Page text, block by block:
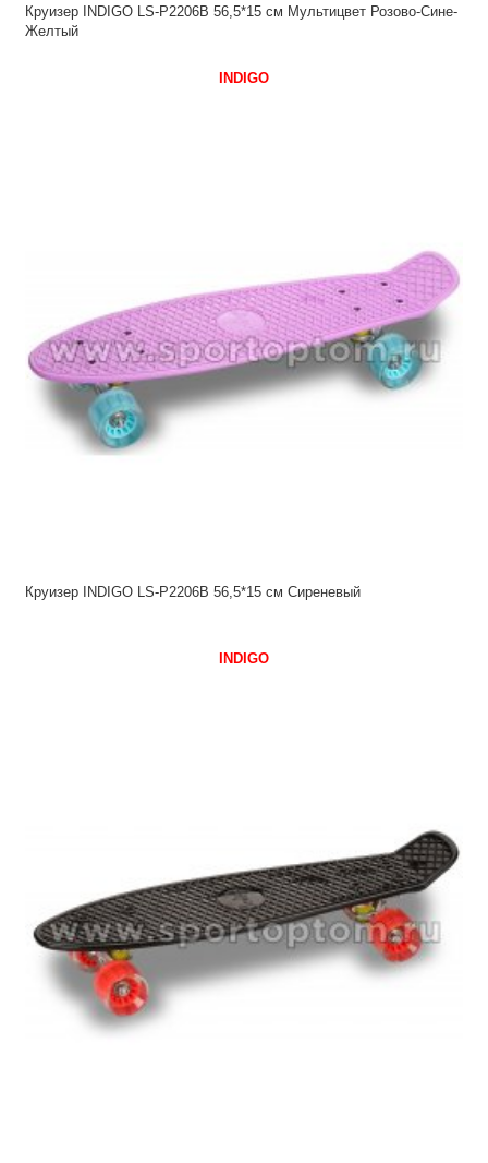
Круизер INDIGO LS-P2206B 56,5*15 см Мультицвет Розово-Сине-
Желтый
INDIGO
Круизер INDIGO LS-P2206B 56,5*15 см Сиреневый
INDIGO